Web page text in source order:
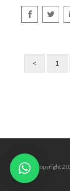
< 1
Copyright